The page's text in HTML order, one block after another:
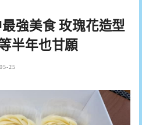
強美食 玫瑰花造型
半年也甘願
25